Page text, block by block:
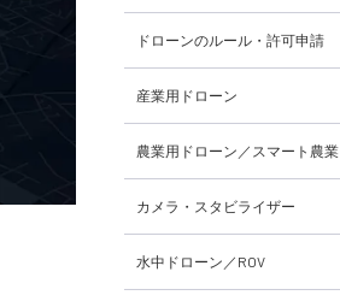
ドローンのルール・許可申請
産業用ドローン
農業用ドローン／スマート農業
カメラ・スタビライザー
水中ドローン／ROV